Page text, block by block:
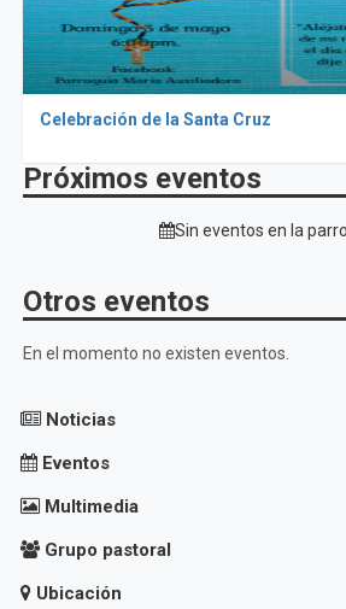
Celebración de la Santa Cruz
Próximos eventos
Sin eventos en la
Otros eventos
En el momento no existen eventos.
Noticias
Eventos
Multimedia
Grupo pastoral
Ubicación